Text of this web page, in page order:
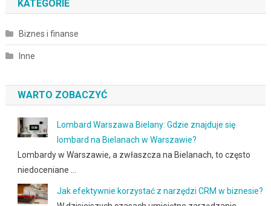
KATEGORIE
Biznes i finanse
Inne
WARTO ZOBACZYĆ
Lombard Warszawa Bielany: Gdzie znajduje się
lombard na Bielanach w Warszawie?
Lombardy w Warszawie, a zwłaszcza na Bielanach, to często
niedoceniane …
Jak efektywnie korzystać z narzędzi CRM w biznesie?